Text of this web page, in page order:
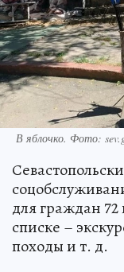
В яблочко. Фото:
для граждан
списке –
походы и т. д.